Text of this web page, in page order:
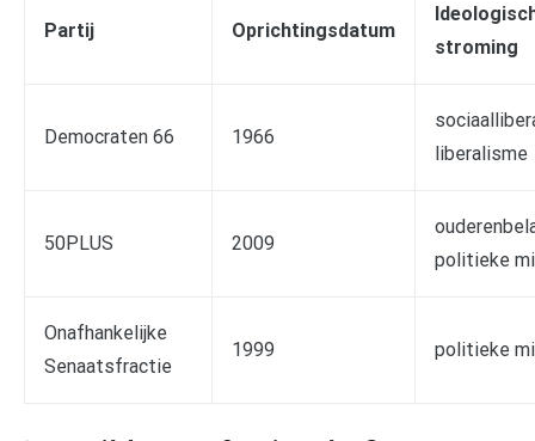
Partij Oprichtingsdatum
stroming
Democraten 66 1966
liberalisme
50PLUS 2009
politieke
Onafhankelijke
Senaatsfractie
1999 politieke